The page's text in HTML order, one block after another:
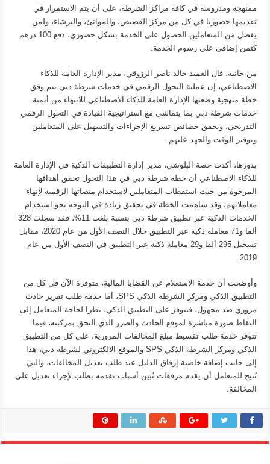
ممنهجة ومدروسة في كافة مراكز الشرطة، على أن يتم الاستمرار في
تقديمها حضوريا في كل من مركز القصيص، والموانئ، والبرشاء، ولمن
يفضل من المتعاملين الحصول على الخدمة بشكل حضوري، دفع 100 درهم
كثمن إضافي على رسوم الخدمة.
من جانبه، قال العميد خالد ناصر الرزوقي، مدير الإدارة العامة للذكاء
الاصطناعي، إن عملية التحول الرقمي في خدمات شرطة دبي تتم وفق
خطة منهجية وضعتها الإدارة العامة للذكاء الاصطناعي للانتهاء من أتمتة
خدمات شرطة دبي بما يتماشى مع استراتيجية القيادة في التحول الرقمي
التدريجي، ويحقق خصائص تسريع الإجراءات والتسهيل على المتعاملين
وتوفير الوقت والجهد عليهم.
بدورها، أكدت حصة البلوشي، مدير إدارة التطبيقات الذكية في الإدارة العامة
للذكاء الاصطناعي أن خطة شرطة دبي في هذا التحول تحقق أهدافها
المرجوة من حيث استقطاب المتعاملين لاستخدام منصاتها الرقمية لإنهاء
معاملاتهم، وقد ساهمت الخطة في تحقيق زيادة في التوجه نحو استخدام
الخدمات الذكية عبر تطبيق شرطة دبي بنسبة بلغت 11%، فقد سجلت 328
ألفا و71 معاملة ذكية عبر التطبيق خلال النصف الأول من عام 2020، مقابل
تسجيل 295 ألفا و29 معاملة ذكية عبر التطبيق في النصف الأول من عام
2019.
وأوضحت أن خدمة الاستعلام عن القضايا المالية، متوفرة الآن في كل من
التطبيق الذكي ومركز الشرطة الذكي SPS، أما خدمة طلب تقرير حادث
مروري ضد مجهول، فتتوفر على التطبيق الذكي، نظرا لحاجة المتعامل إلى
التقاط صورة مباشرة لموقع الحادث والضرر الذي التحق بمركبته، فيما
تتوفر خدمة طلب تقسيط مبلغ المخالفات المرورية، على كل من التطبيق
الذكي ومركز الشرطة الذكي SPS والموقع الالكتروني لشرطة دبي، هذا
إلى جانب إضافة خاصية إرفاق الدليل عند طلب تعديل المخالفات، والتي
تُتيح للمتعامل أن يقدم مرفقات تُبين أسباب تقدمه بطلب لإجراء تعديل على
المخالفة.